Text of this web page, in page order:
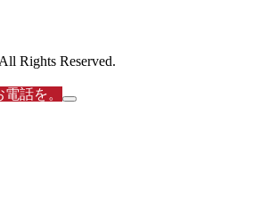
All Rights Reserved.
話を。